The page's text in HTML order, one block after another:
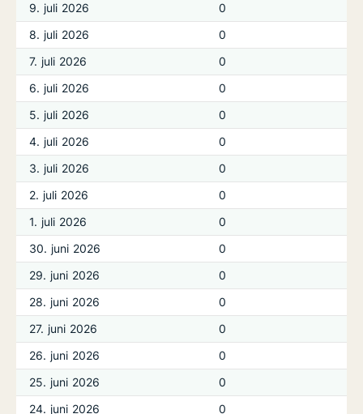
9. juli 2026
0
8. juli 2026
0
7. juli 2026
0
6. juli 2026
0
5. juli 2026
0
4. juli 2026
0
3. juli 2026
0
2. juli 2026
0
1. juli 2026
0
30. juni 2026
0
29. juni 2026
0
28. juni 2026
0
27. juni 2026
0
26. juni 2026
0
25. juni 2026
0
24. juni 2026
0